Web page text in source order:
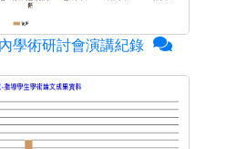
學術研討會演講紀錄